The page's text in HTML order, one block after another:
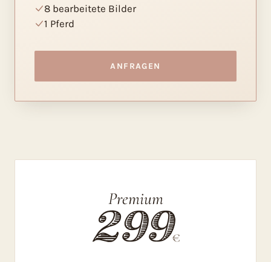
8 bearbeitete Bilder
1 Pferd
ANFRAGEN
Premium
299€